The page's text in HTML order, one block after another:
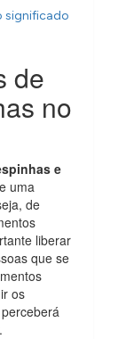
significado
de
no
e
uma
de
liberar
que se
os